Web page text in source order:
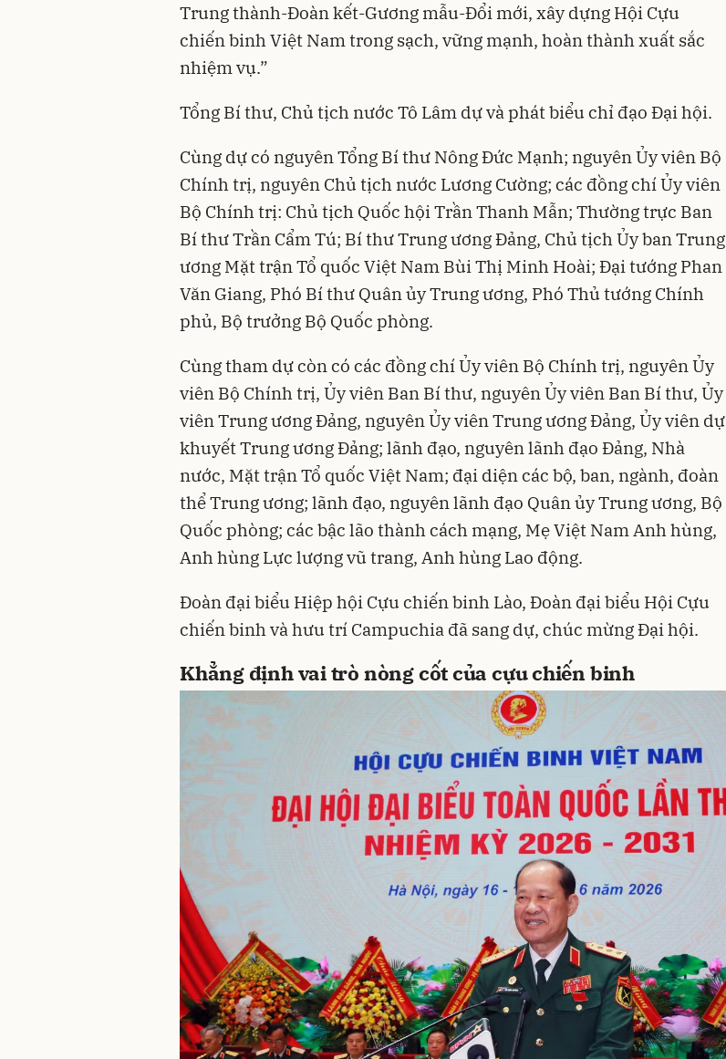
Trung thành-Đoàn kết-Gương mẫu-Đổi mới, xây dựng Hội Cựu
chiến binh Việt Nam trong sạch, vững mạnh, hoàn thành xuất sắc
nhiệm vụ.”
Tổng Bí thư, Chủ tịch nước Tô Lâm dự và phát biểu chỉ đạo Đại hội.
Cùng dự có nguyên Tổng Bí thư Nông Đức Mạnh; nguyên Ủy viên Bộ
Chính trị, nguyên Chủ tịch nước Lương Cường; các đồng chí Ủy viên
Bộ Chính trị: Chủ tịch Quốc hội Trần Thanh Mẫn; Thường trực Ban
Bí thư Trần Cẩm Tú; Bí thư Trung ương Đảng, Chủ tịch Ủy ban Trung
ương Mặt trận Tổ quốc Việt Nam Bùi Thị Minh Hoài; Đại tướng Phan
Văn Giang, Phó Bí thư Quân ủy Trung ương, Phó Thủ tướng Chính
phủ, Bộ trưởng Bộ Quốc phòng.
Cùng tham dự còn có các đồng chí Ủy viên Bộ Chính trị, nguyên Ủy
viên Bộ Chính trị, Ủy viên Ban Bí thư, nguyên Ủy viên Ban Bí thư, Ủy
viên Trung ương Đảng, nguyên Ủy viên Trung ương Đảng, Ủy viên dự
khuyết Trung ương Đảng; lãnh đạo, nguyên lãnh đạo Đảng, Nhà
nước, Mặt trận Tổ quốc Việt Nam; đại diện các bộ, ban, ngành, đoàn
thể Trung ương; lãnh đạo, nguyên lãnh đạo Quân ủy Trung ương, Bộ
Quốc phòng; các bậc lão thành cách mạng, Mẹ Việt Nam Anh hùng,
Anh hùng Lực lượng vũ trang, Anh hùng Lao động.
Đoàn đại biểu Hiệp hội Cựu chiến binh Lào, Đoàn đại biểu Hội Cựu
chiến binh và hưu trí Campuchia đã sang dự, chúc mừng Đại hội.
Khẳng định vai trò nòng cốt của cựu chiến binh